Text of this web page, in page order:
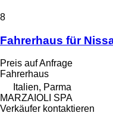
8
Fahrerhaus für
Preis auf Anfrage
Fahrerhaus
Italien, Parma
MARZAIOLI SPA
Verkäufer kontaktieren